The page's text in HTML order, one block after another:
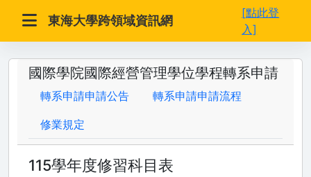
東海大學跨領域資訊網
[點此登
入]
國際學院國際經營管理學位學程轉系申請
轉系申請申請公告 轉系申請申請流程
修業規定
115學年度修習科目表